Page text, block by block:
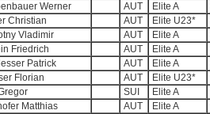
Werner AUT Elite A
Christian AUT Elite U23*
Vladimir AUT Elite A
Friedrich AUT Elite A
Patrick AUT Elite A
Florian AUT Elite U23*
SUI Elite A
Matthias AUT Elite A